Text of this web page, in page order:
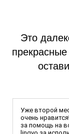
Это
Уже второй
очень
за помощь на